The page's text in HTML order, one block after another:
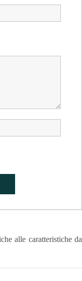
alle caratteristiche da